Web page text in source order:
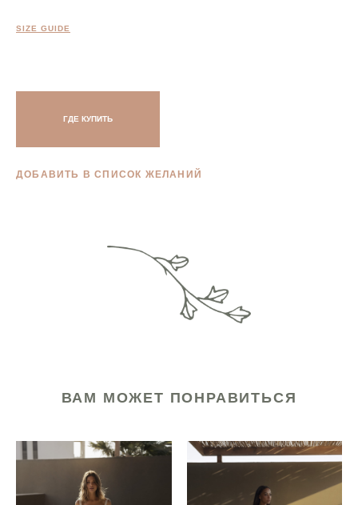
SIZE GUIDE
ГДЕ КУПИТЬ
ДОБАВИТЬ В СПИСОК ЖЕЛАНИЙ
ВАМ МОЖЕТ ПОНРАВИТЬСЯ